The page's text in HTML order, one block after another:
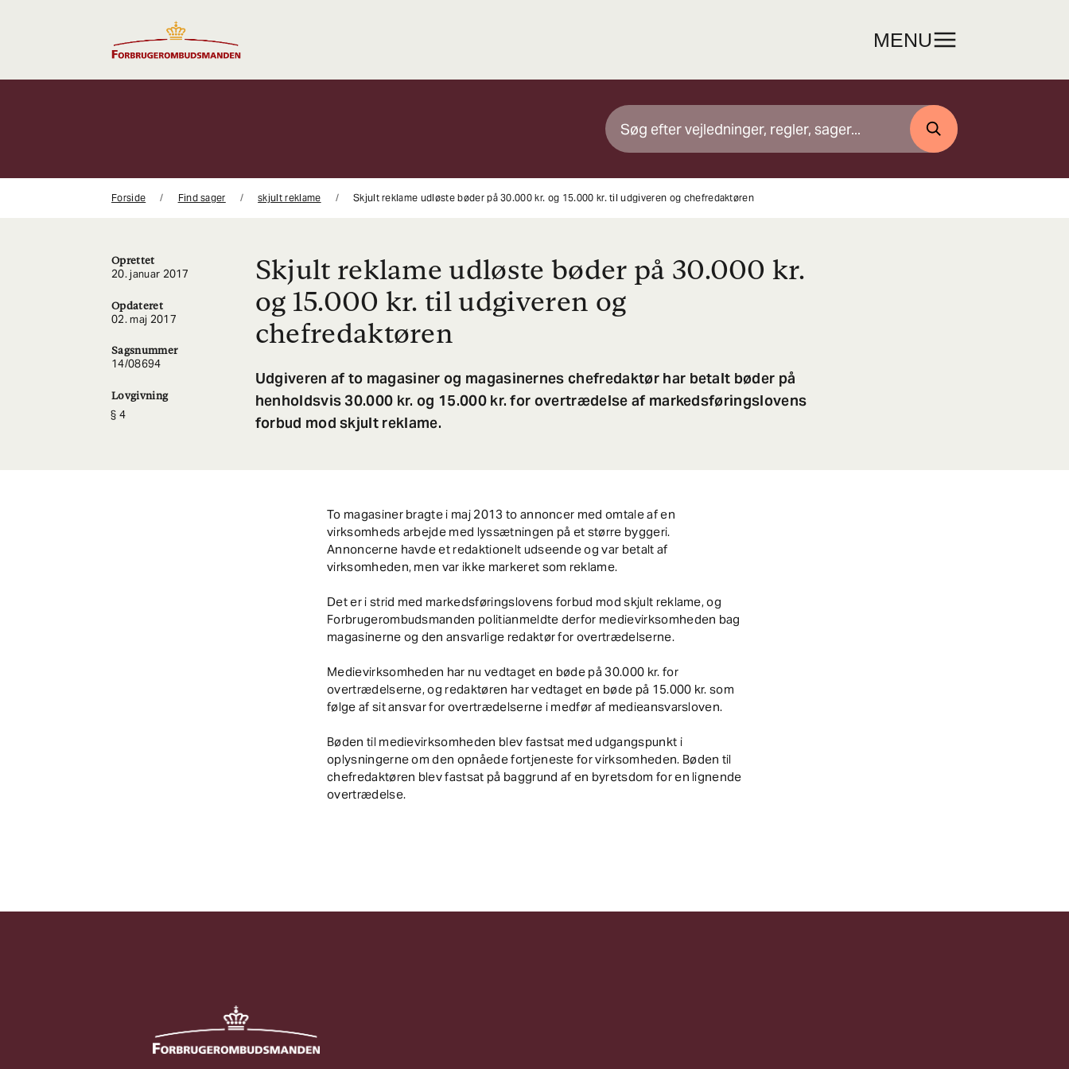
MENU
SØG
Forside Find sager skjult reklame Skjult reklame udløste bøder på 30.000 kr. og 15.000 kr. til udgiveren og chefredaktøren
Oprettet
20. januar 2017
Opdateret
02. maj 2017
Sagsnummer
14/08694
Lovgivning
4
Skjult reklame udløste bøder på 30.000 kr.
og 15.000 kr. til udgiveren og
chefredaktøren
Udgiveren af to magasiner og magasinernes chefredaktør har betalt bøder på
henholdsvis 30.000 kr. og 15.000 kr. for overtrædelse af markedsføringslovens
forbud mod skjult reklame.
To magasiner bragte i maj 2013 to annoncer med omtale af en
virksomheds arbejde med lyssætningen på et større byggeri.
Annoncerne havde et redaktionelt udseende og var betalt af
virksomheden, men var ikke markeret som reklame.
Det er i strid med markedsføringslovens forbud mod skjult reklame, og
Forbrugerombudsmanden politianmeldte derfor medievirksomheden bag
magasinerne og den ansvarlige redaktør for overtrædelserne.
Medievirksomheden har nu vedtaget en bøde på 30.000 kr. for
overtrædelserne, og redaktøren har vedtaget en bøde på 15.000 kr. som
følge af sit ansvar for overtrædelserne i medfør af medieansvarsloven.
Bøden til medievirksomheden blev fastsat med udgangspunkt i
oplysningerne om den opnåede fortjeneste for virksomheden. Bøden til
chefredaktøren blev fastsat på baggrund af en byretsdom for en lignende
overtrædelse.